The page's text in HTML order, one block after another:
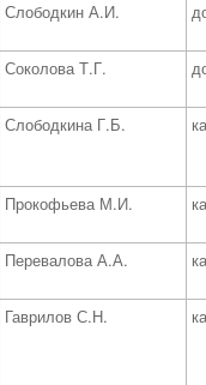
Слободкин А.И.
Соколова Т.Г.
Слободкина Г.Б.
Прокофьева М.И.
Перевалова А.А.
Гаврилов С.Н.